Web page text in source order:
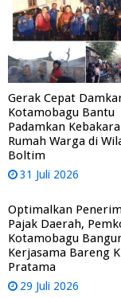
Gerak Cepat
Kotamobagu Bantu
Padamkan
Rumah Warga di
Boltim
31 Juli 2026
Optimalkan
Pajak Daerah,
Kotamobagu
Kerjasama Bareng
Pratama
29 Juli 2026